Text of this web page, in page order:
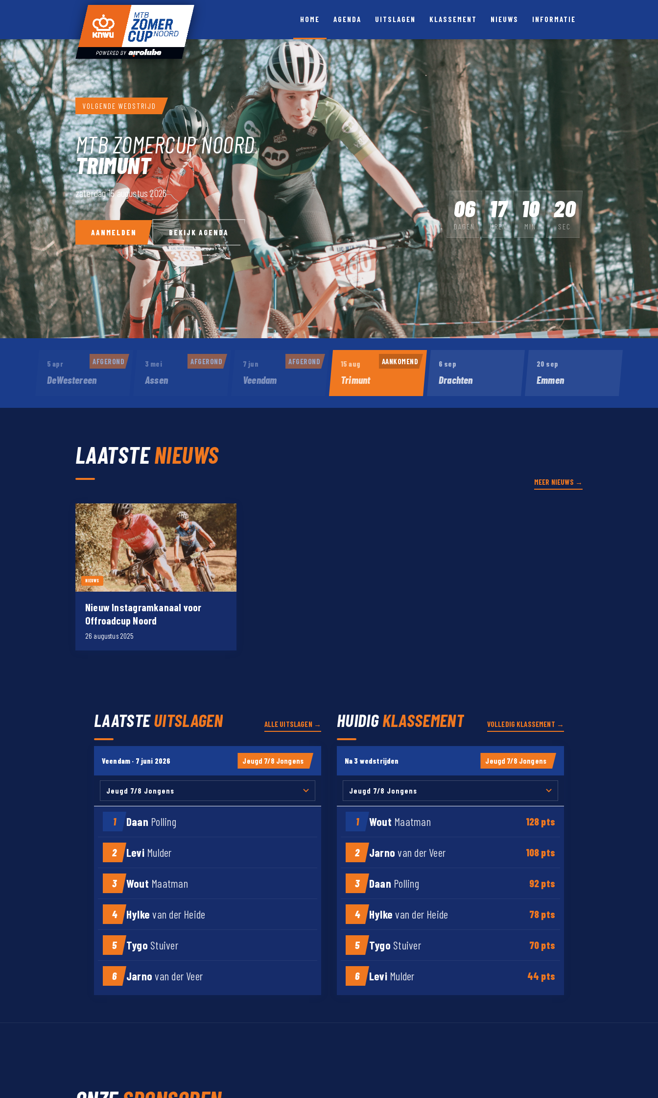
HOME AGENDA UITSLAGEN KLASSEMENT NIEUWS INFORMATIE
VOLGENDE WEDSTRIJD
MTB ZOMERCUP NOORD
TRIMUNT
zaterdag 15 augustus 2026
AANMELDEN BEKIJK AGENDA
06
DAGEN
17
UREN
10
MIN
19
SEC
AFGEROND
5 apr
DeWestereen
AFGEROND
3 mei
Assen
AFGEROND
7 jun
Veendam
AANKOMEND
15 aug
Trimunt
6 sep
Drachten
20 sep
Emmen
LAATSTENIEUWS
MEER NIEUWS →
NIEUWS
Nieuw Instagramkanaal voor
Offroadcup Noord
26 augustus 2025
LAATSTEUITSLAGEN ALLE UITSLAGEN →
Veendam · 7 juni 2026 Jeugd 7/8 Jongens
1 Daan Polling
2 Levi Mulder
3 Wout Maatman
4 Hylke van der Heide
5 Tygo Stuiver
6 Jarno van der Veer
HUIDIGKLASSEMENT VOLLEDIG KLASSEMENT →
Na 3 wedstrijden Jeugd 7/8 Jongens
1 Wout Maatman 128 pts
2 Jarno van der Veer 108 pts
3 Daan Polling 92 pts
4 Hylke van der Heide 78 pts
5 Tygo Stuiver 70 pts
6 Levi Mulder 44 pts